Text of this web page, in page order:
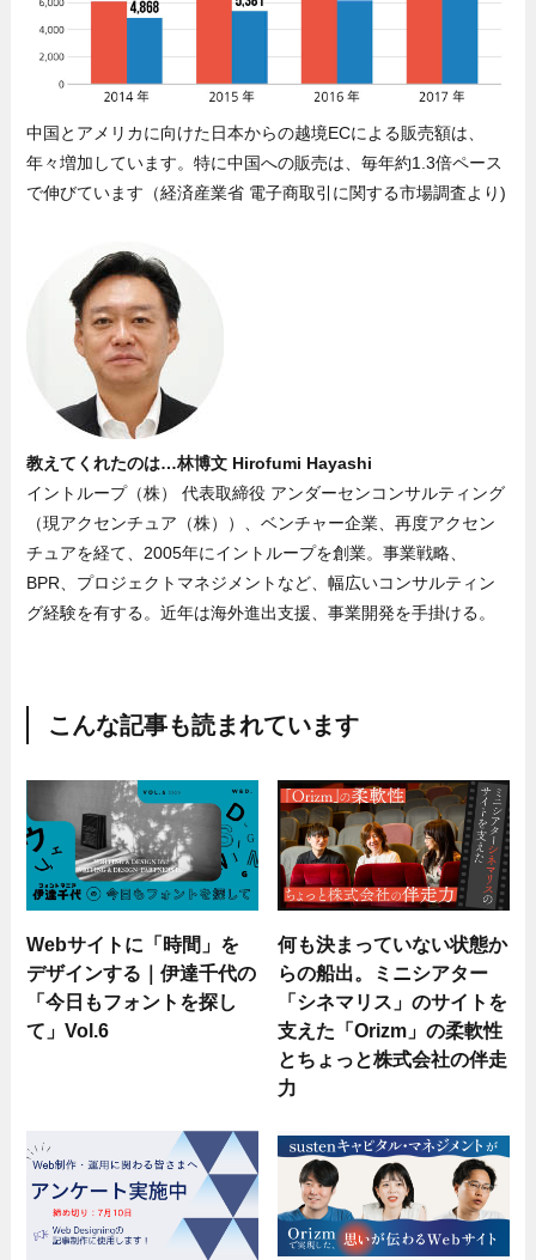
中国とアメリカに向けた日本からの越境ECによる販売額は、
年々増加しています。特に中国への販売は、毎年約1.3倍ペース
で伸びています（経済産業省 電子商取引に関する市場調査より)
教えてくれたのは…林博文 Hirofumi Hayashi
イントループ（株） 代表取締役 アンダーセンコンサルティング
（現アクセンチュア（株））、ベンチャー企業、再度アクセン
チュアを経て、2005年にイントループを創業。事業戦略、
BPR、プロジェクトマネジメントなど、幅広いコンサルティン
グ経験を有する。近年は海外進出支援、事業開発を手掛ける。
こんな記事も読まれています
Webサイトに「時間」を
デザインする｜伊達千代の
「今日もフォントを探し
て」Vol.6
何も決まっていない状態か
らの船出。ミニシアター
「シネマリス」のサイトを
支えた「Orizm」の柔軟性
とちょっと株式会社の伴走
力